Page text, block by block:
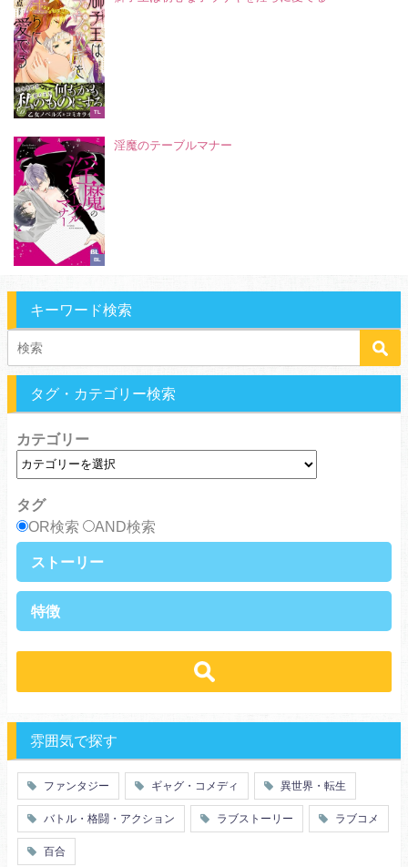
TL
BL
淫魔のテーブルマナー
キーワード検索
タグ・カテゴリー検索
カテゴリー
タグ
OR検索
AND検索
ストーリー
ラブストーリー
歴史・時代劇
特徴
職業
働く女子
特殊能力
百合
ドロ沼
萌え系
青春
仲間
幼なじみ
オタク
動物
ツンデレ
雰囲気で探す
ファンタジー ギャグ・コメディ 異世界・転生
バトル・格闘・アクション ラブストーリー ラブコメ
百合